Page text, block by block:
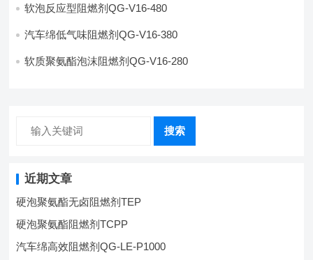
软泡反应型阻燃剂QG-V16-480
汽车绵低气味阻燃剂QG-V16-380
软质聚氨酯泡沫阻燃剂QG-V16-280
搜索
近期文章
硬泡聚氨酯无卤阻燃剂TEP
硬泡聚氨酯阻燃剂TCPP
汽车绵高效阻燃剂QG-LE-P1000